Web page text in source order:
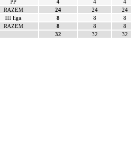
PP 4 4
4
RAZEM 24 24
24
III liga 8 8
8
RAZEM 8 8
8
32 32 32